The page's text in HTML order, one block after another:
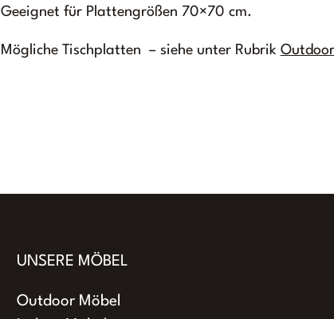
Geeignet für Plattengrößen 70×70 cm.
Mögliche Tischplatten – siehe unter Rubrik
UNSERE MÖBEL
Outdoor Möbel